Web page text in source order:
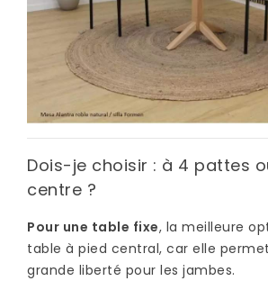
Dois-je choisir : à 4 pattes
centre ?
Pour une table fixe, la meilleure
table à pied central, car elle
grande liberté pour les jambes.